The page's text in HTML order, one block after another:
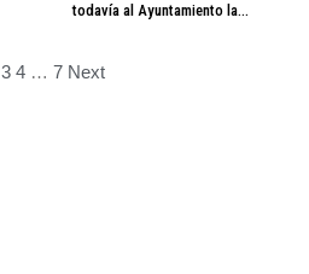
todavía al Ayuntamiento la…
3 4 … 7 Next